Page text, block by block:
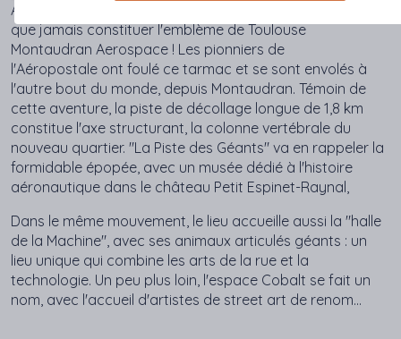
Au milieu du quartier,
quejamaisconstituerl'emblème de Toulouse
Montaudran Aerospace ! Les pionniers de
l'Aéropostale ont foulé ce tarmac et se sont envolés à
l'autre bout du monde, depuis Montaudran. Témoin de
cette aventure, la piste de décollage longue de 1,8 km
constitue l'axe structurant, la colonne vertébrale du
nouveau quartier. "La Piste des Géants" va en rappeler la
formidable épopée, avec un musée dédié à l'histoire
aéronautique dans le château Petit Espinet-Raynal,
Dans le même mouvement, le lieu accueille aussi la "halle
de la Machine", avec ses animaux articulés géants : un
lieu unique qui combine les arts de la rue et la
technologie. Un peu plus loin, l'espace Cobalt se fait un
nom, avec l'accueil d'artistes de street art de renom...